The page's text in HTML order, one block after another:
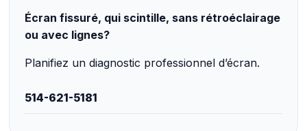
Écran fissuré, qui scintille, sans rétroéclairage
ou avec lignes?
Planifiez un diagnostic professionnel d’écran.
514-621-5181